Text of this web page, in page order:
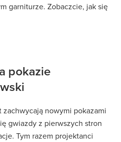
garniturze. Zobaczcie, jak się
pokazie
zachwycają nowymi pokazami
gwiazdy z pierwszych stron
Tym razem projektanci